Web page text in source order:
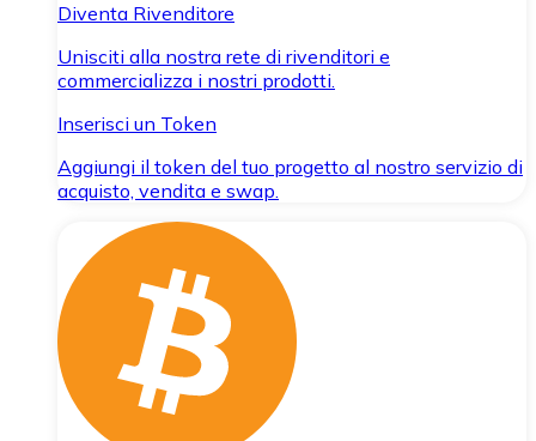
Diventa Rivenditore
Unisciti alla nostra rete di rivenditori e
commercializza i nostri prodotti.
Inserisci un Token
Aggiungi il token del tuo progetto al nostro servizio di
acquisto, vendita e swap.